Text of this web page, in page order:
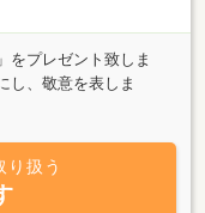
をプレゼント致しま
、敬意を表しま
」を提案致しま
、「彩り」のある不
全域です。特に、荒川
内容は、賃貸マンショ
り扱う